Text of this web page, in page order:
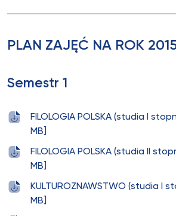
PLAN ZAJĘĆ NA ROK
Semestr 1
FILOLOGIA POLSKA (studia I
MB]
FILOLOGIA POLSKA (studia II
MB]
KULTUROZNAWSTWO (studia I
MB]